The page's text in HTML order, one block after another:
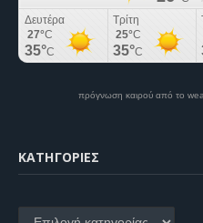
πρόγνωση καιρού από το
KΑΤΗΓΟΡΊΕΣ
Kατηγορίες